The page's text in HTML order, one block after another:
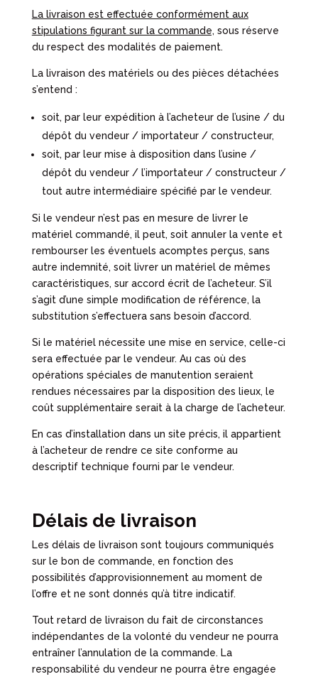
La livraison est effectuée conformément aux
stipulations figurant sur la commande, sous réserve
du respect des modalités de paiement.
La livraison des matériels ou des pièces détachées
s’entend :
soit, par leur expédition à l’acheteur de l’usine / du
dépôt du vendeur / importateur / constructeur,
soit, par leur mise à disposition dans l’usine /
dépôt du vendeur / l’importateur / constructeur /
tout autre intermédiaire spécifié par le vendeur.
Si le vendeur n’est pas en mesure de livrer le
matériel commandé, il peut, soit annuler la vente et
rembourser les éventuels acomptes perçus, sans
autre indemnité, soit livrer un matériel de mêmes
caractéristiques, sur accord écrit de l’acheteur. S’il
s’agit d’une simple modification de référence, la
substitution s’effectuera sans besoin d’accord.
Si le matériel nécessite une mise en service, celle-ci
sera effectuée par le vendeur. Au cas où des
opérations spéciales de manutention seraient
rendues nécessaires par la disposition des lieux, le
coût supplémentaire serait à la charge de l’acheteur.
En cas d’installation dans un site précis, il appartient
à l’acheteur de rendre ce site conforme au
descriptif technique fourni par le vendeur.
Délais de livraison
Les délais de livraison sont toujours communiqués
sur le bon de commande, en fonction des
possibilités d’approvisionnement au moment de
l’offre et ne sont donnés qu’à titre indicatif.
Tout retard de livraison du fait de circonstances
indépendantes de la volonté du vendeur ne pourra
entraîner l’annulation de la commande. La
responsabilité du vendeur ne pourra être engagée